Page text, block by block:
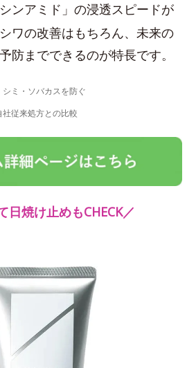
ンアミド」の浸透スピードが
ワの改善はもちろん、未来の
防までできるのが特長です。
ミ・ソバカスを防ぐ
従来処方との比較
日焼け止めもCHECK／